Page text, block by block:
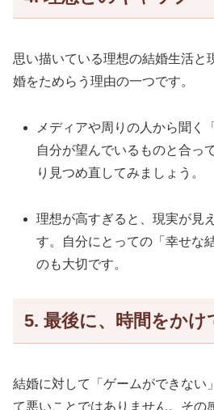
思い描いている理想の結婚生活と
婚をためらう理由の一つです。
メディアや周りの人から聞く
自分が望んでいるものと合っ
り見つめ直してみましょう。
理想が高すぎると、現実が見
す。自分にとっての「幸せな
のも大切です。
5. 最後に、時間をかけ
結婚に対して「ゲームができない
て悪いことではありません。その